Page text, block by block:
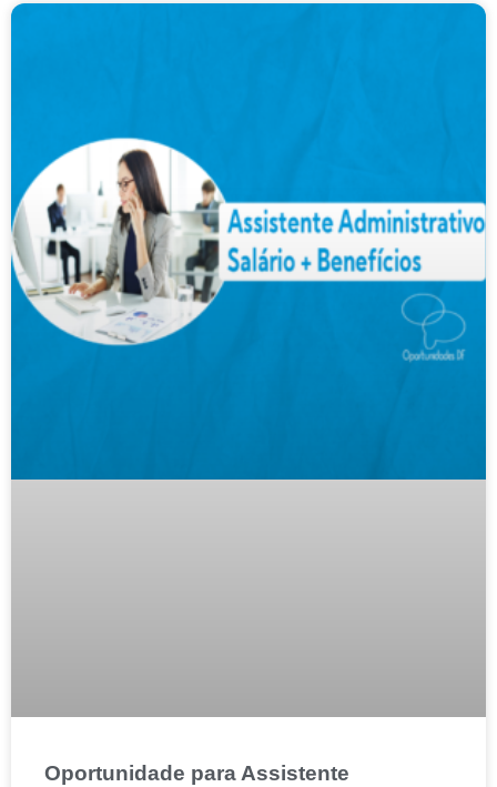
Oportunidade para Assistente